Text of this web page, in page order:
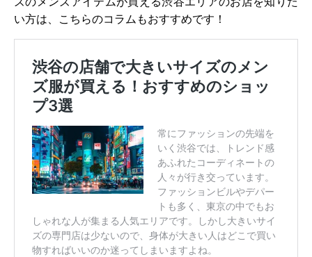
い方は、こちらのコラムもおすすめです！